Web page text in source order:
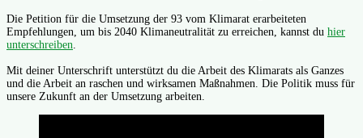
Die Petition für die Umsetzung der 93 vom Klimarat erarbeiteten
Empfehlungen, um bis 2040 Klimaneutralität zu erreichen, kannst du hier
unterschreiben
Mit deiner Unterschrift unterstützt du die Arbeit des Klimarats als Ganzes
und die Arbeit an raschen und wirksamen Maßnahmen. Die Politik muss für
unsere Zukunft an der Umsetzung arbeiten.